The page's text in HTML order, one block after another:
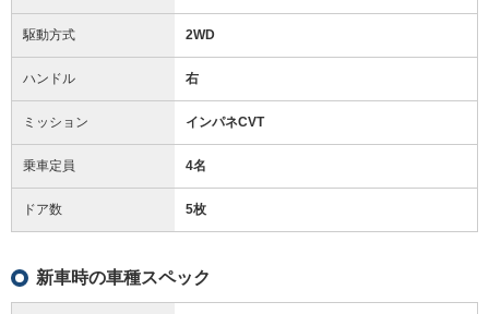
駆動方式 2WD
ハンドル 右
ミッション インパネCVT
乗車定員 4名
ドア数 5枚
新車時の車種スペック